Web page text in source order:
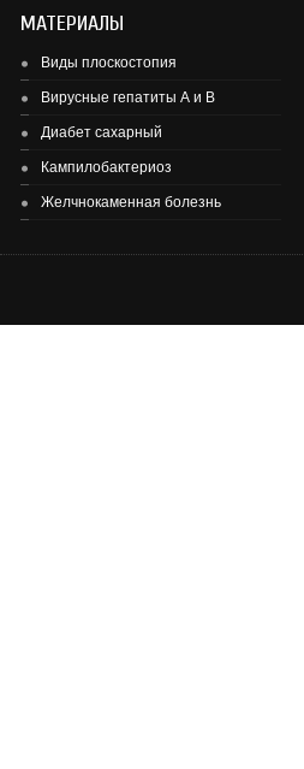
МАТЕРИАЛЫ
Виды плоскостопия
Вирусные гепатиты А и В
Диабет сахарный
Кампилобактериоз
Желчнокаменная болезнь
Здоровье детей и подростков - основа